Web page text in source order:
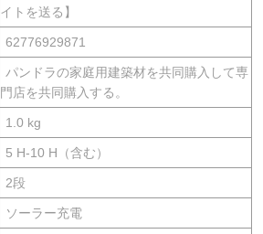
イトを送る】
62776929871
パンドラの家庭用建築材を共同購入して専
門店を共同購入する。
1.0 kg
5 H-10 H（含む）
2段
ソーラー充電